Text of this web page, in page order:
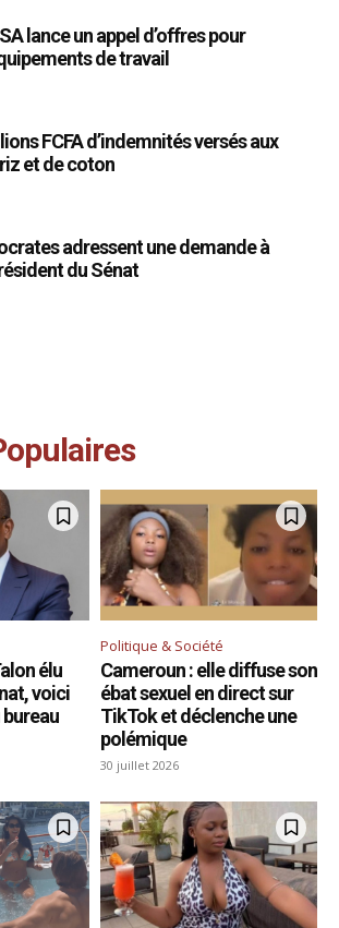
lance un appel d’offres pour
de travail
FCFA d’indemnités versés aux
et de coton
adressent une demande à
du Sénat
élu
voici
Politique & Société
Cameroun : elle diffuse son
ébat sexuel en direct sur
TikTok et déclenche une
polémique
30 juillet 2026